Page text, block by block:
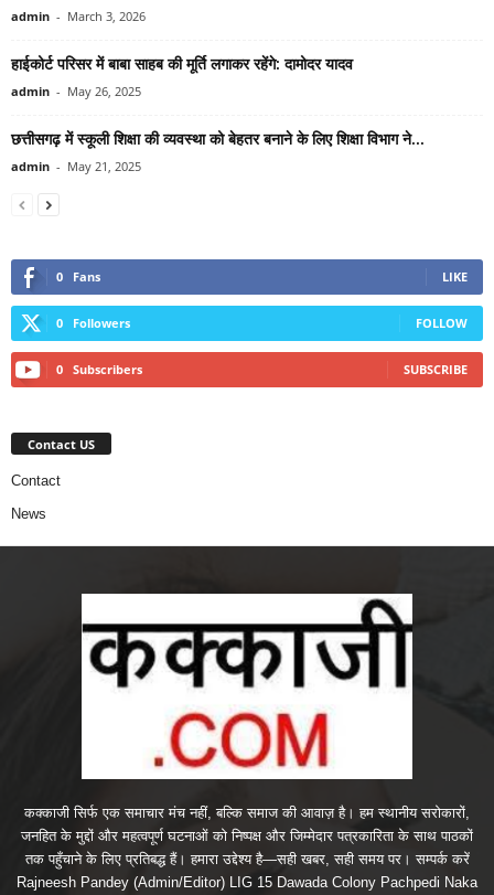
admin - March 3, 2026
हाईकोर्ट परिसर में बाबा साहब की मूर्ति लगाकर रहेंगे: दामोदर यादव
admin - May 26, 2025
छत्तीसगढ़ में स्कूली शिक्षा की व्यवस्था को बेहतर बनाने के लिए शिक्षा विभाग ने...
admin - May 21, 2025
0 Fans LIKE
0 Followers FOLLOW
0 Subscribers SUBSCRIBE
Contact US
Contact
News
कक्काजी सिर्फ एक समाचार मंच नहीं, बल्कि समाज की आवाज़ है। हम स्थानीय सरोकारों,
जनहित के मुद्दों और महत्वपूर्ण घटनाओं को निष्पक्ष और जिम्मेदार पत्रकारिता के साथ पाठकों
तक पहुँचाने के लिए प्रतिबद्ध हैं। हमारा उद्देश्य है—सही खबर, सही समय पर। सम्पर्क करें
Rajneesh Pandey (Admin/Editor) LIG 15 Dawada Colony Pachpedi Naka